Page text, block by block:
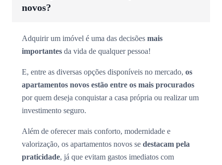
novos?
Adquirir um imóvel é uma das decisões mais
importantes da vida de qualquer pessoa!
E, entre as diversas opções disponíveis no mercado, os
apartamentos novos estão entre os mais procurados
por quem deseja conquistar a casa própria ou realizar um
investimento seguro.
Além de oferecer mais conforto, modernidade e
valorização, os apartamentos novos se destacam pela
praticidade, já que evitam gastos imediatos com